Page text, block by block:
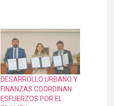
DESARROLLO URBANO Y
FINANZAS COORDINAN
ESFUERZOS POR EL